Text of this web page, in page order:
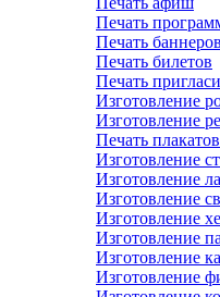
Печать
Печать баннеров
Печать билетов
Печать
Изготовление
Изготовление
Печать
Изготовление
Изготовление
Изготовление
Изготовление
Изготовление
Изготовление
Изготовление